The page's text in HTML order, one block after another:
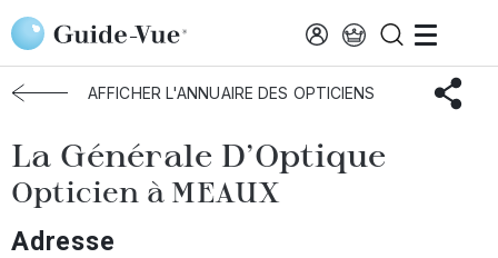
Aller au contenu principal
Accueil Choisir mon opticien La Générale D'Optique
AFFICHER L'ANNUAIRE DES OPTICIENS
La Générale D'Optique
Opticien à MEAUX
Adresse